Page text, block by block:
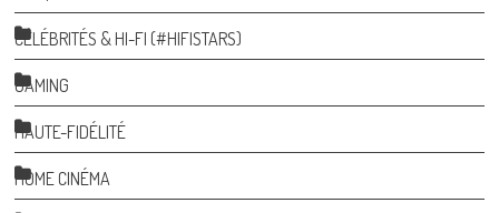
CÉLÉBRITÉS & HI-FI (#HIFISTARS)
GAMING
HAUTE-FIDÉLITÉ
HOME CINÉMA